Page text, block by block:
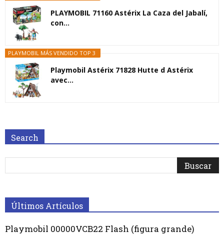
PLAYMOBIL 71160 Astérix La Caza del Jabalí,
con...
PLAYMOBIL MÁS VENDIDO TOP 3
Playmobil Astérix 71828 Hutte d Astérix
avec...
Search
Últimos Artículos
Playmobil 00000VCB22 Flash (figura grande)